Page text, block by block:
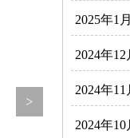
>
2025年1月
2024年12
2024年11
2024年10